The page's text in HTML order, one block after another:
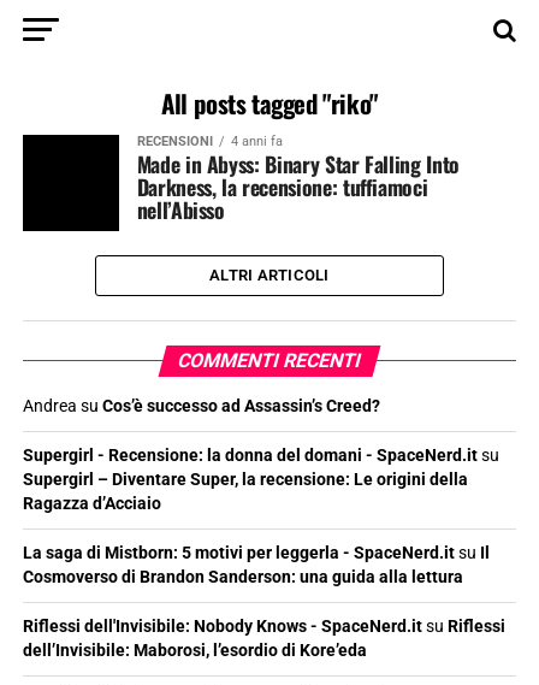
All posts tagged "riko"
RECENSIONI 4 anni fa
Made in Abyss: Binary Star Falling Into
Darkness, la recensione: tuffiamoci
nell’Abisso
ALTRI ARTICOLI
COMMENTI RECENTI
Andrea su Cos’è successo ad Assassin’s Creed?
Supergirl - Recensione: la donna del domani - SpaceNerd.itsu
Supergirl – Diventare Super, la recensione: Le origini della
Ragazza d’Acciaio
La saga di Mistborn: 5 motivi per leggerla - SpaceNerd.itsu Il
Cosmoverso di Brandon Sanderson: una guida alla lettura
Riflessi dell'Invisibile: Nobody Knows - SpaceNerd.itsu Riflessi
dell’Invisibile: Maborosi, l’esordio di Kore’eda